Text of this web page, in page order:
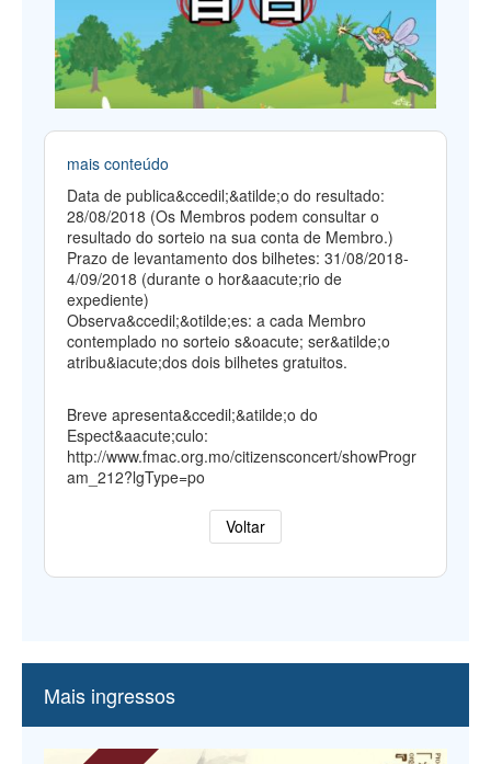
mais conteúdo
Data de publica&ccedil;&atilde;o do resultado:
28/08/2018 (Os Membros podem consultar o
resultado do sorteio na sua conta de Membro.)
Prazo de levantamento dos bilhetes: 31/08/2018-
4/09/2018 (durante o hor&aacute;rio de
expediente)
Observa&ccedil;&otilde;es: a cada Membro
contemplado no sorteio s&oacute; ser&atilde;o
atribu&iacute;dos dois bilhetes gratuitos.
Breve apresenta&ccedil;&atilde;o do
Espect&aacute;culo:
http://www.fmac.org.mo/citizensconcert/showProgr
am_212?lgType=po
Voltar
Mais ingressos